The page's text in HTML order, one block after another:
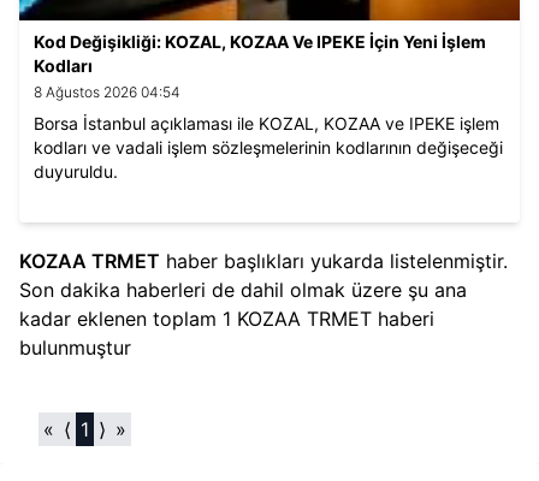
Kod Değişikliği: KOZAL, KOZAA Ve IPEKE İçin Yeni İşlem
Kodları
8 Ağustos 2026 04:54
Borsa İstanbul açıklaması ile KOZAL, KOZAA ve IPEKE işlem
kodları ve vadali işlem sözleşmelerinin kodlarının değişeceği
duyuruldu.
KOZAA TRMET haber başlıkları yukarda listelenmiştir.
Son dakika haberleri de dahil olmak üzere şu ana
kadar eklenen toplam 1 KOZAA TRMET haberi
bulunmuştur
« ⟨ 1 ⟩ »